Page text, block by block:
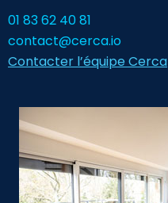
01 83 62 40 81
contact@cerca.io
Contacter l’équipe Cerca